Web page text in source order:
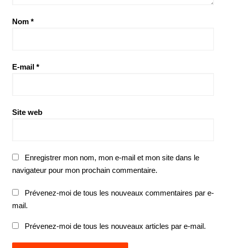
Nom *
E-mail *
Site web
Enregistrer mon nom, mon e-mail et mon site dans le
navigateur pour mon prochain commentaire.
Prévenez-moi de tous les nouveaux commentaires par e-
mail.
Prévenez-moi de tous les nouveaux articles par e-mail.